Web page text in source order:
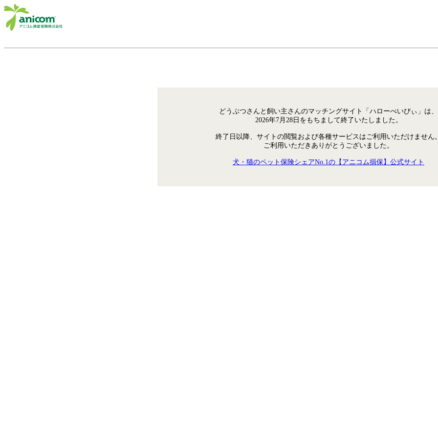
どうぶつさんと飼い主さんのマッチングサイト「ハローべいびぃ」は、
2026年7月28日をもちまして終了いたしました。
終了日以降、サイトの閲覧および各種サービスはご利用いただけません
ご利用いただきありがとうございました。
犬・猫のペット保険シェアNo.1の【アニコム損保】公式サイト